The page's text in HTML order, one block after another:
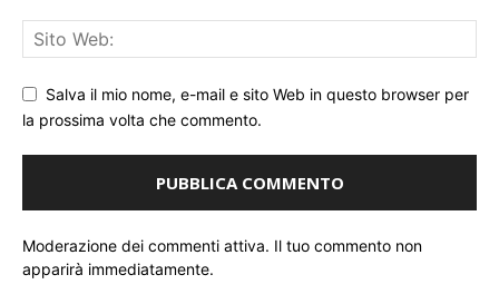
Salva il mio nome, e-mail e sito Web in questo browser per
la prossima volta che commento.
Moderazione dei commenti attiva. Il tuo commento non
apparirà immediatamente.